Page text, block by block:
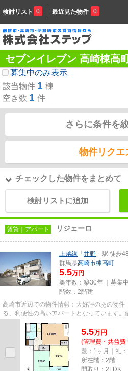
検討リスト 0 最近見た物件 0
セブンイレブン 高崎棟高
募集中のみ表示
該当物件 1 棟
空き数 1 件
さらに条件を
物件リクエ
チェックした物件をまとめて
検討リストに追加
賃貸｜アパート リジェーロ
上越線 「 井野 」駅 徒歩
群馬県高崎市棟高町
5.5万円
築年数：築30年 ｜募集中
階数：2階建
高崎市近辺での物件情報：大好評のあの物件
る、利便性の高いアパートとなっています
あるのでご利用いただけます。...
5.5万円
(管理費・共益費
敷：1ヶ月｜礼：
所在階：2階
間取り：2LDK